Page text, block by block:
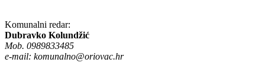
Komunalni redar:
Dubravko Kolundžić
Mob. 0989833485
e-mail: komunalno@oriovac.hr